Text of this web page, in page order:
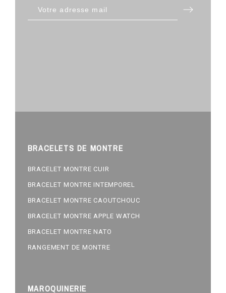
BRACELETS DE MONTRE
BRACELET MONTRE CUIR
BRACELET MONTRE INTEMPOREL
BRACELET MONTRE CAOUTCHOUC
BRACELET MONTRE APPLE WATCH
BRACELET MONTRE NATO
RANGEMENT DE MONTRE
MAROQUINERIE